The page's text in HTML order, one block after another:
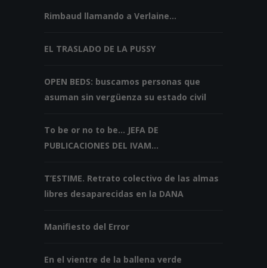
Rimbaud llamando a Verlaine...
EL TRASLADO DE LA PUSSY
OPEN BEDS: buscamos personas que
asuman sin vergüenza su estado civil
To be or no to be... JEFA DE
PUBLICACIONES DEL IVAM...
T’ESTIME. Retrato colectivo de las almas
libres desaparecidas en la DANA
Manifiesto del Error
En el vientre de la ballena verde